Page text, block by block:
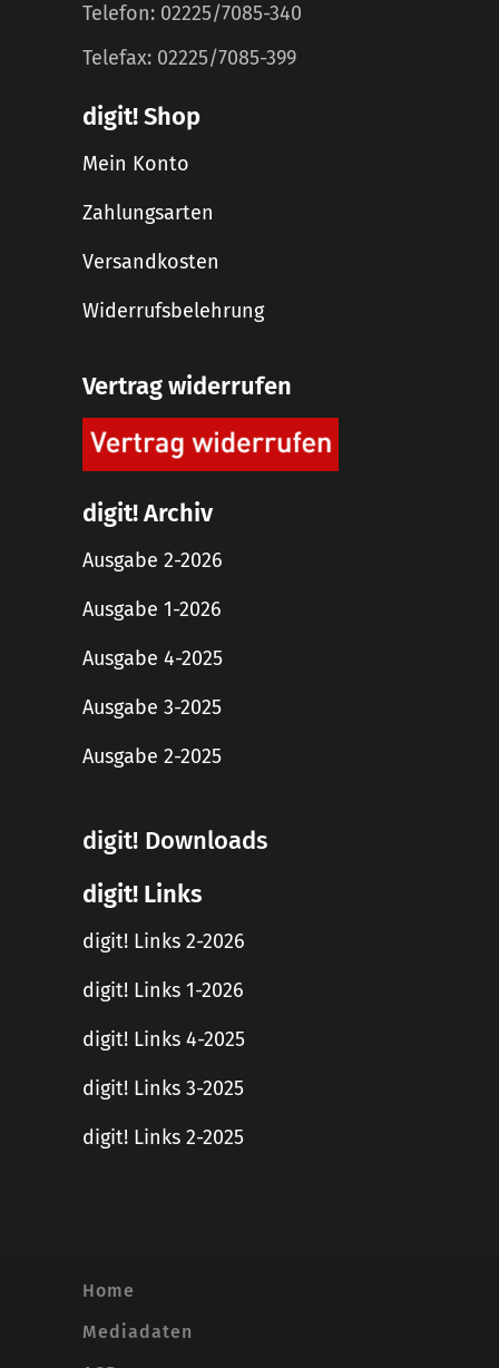
Telefon: 02225/7085-340
Telefax: 02225/7085-399
digit! Shop
Mein Konto
Zahlungsarten
Versandkosten
Widerrufsbelehrung
Vertrag widerrufen
digit! Archiv
Ausgabe 2-2026
Ausgabe 1-2026
Ausgabe 4-2025
Ausgabe 3-2025
Ausgabe 2-2025
digit! Downloads
digit! Links
digit! Links 2-2026
digit! Links 1-2026
digit! Links 4-2025
digit! Links 3-2025
digit! Links 2-2025
Home
Mediadaten